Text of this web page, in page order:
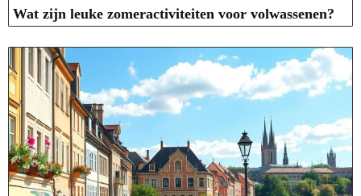
Wat zijn leuke zomeractiviteiten voor volwassenen?